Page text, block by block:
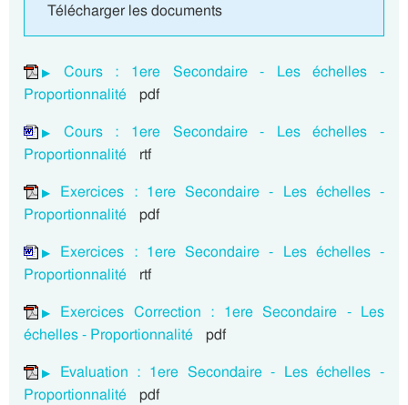
Télécharger les documents
Cours : 1ere Secondaire - Les échelles -
Proportionnalité pdf
Cours : 1ere Secondaire - Les échelles -
Proportionnalité rtf
Exercices : 1ere Secondaire - Les échelles -
Proportionnalité pdf
Exercices : 1ere Secondaire - Les échelles -
Proportionnalité rtf
Exercices Correction : 1ere Secondaire - Les
échelles - Proportionnalité pdf
Evaluation : 1ere Secondaire - Les échelles -
Proportionnalité pdf